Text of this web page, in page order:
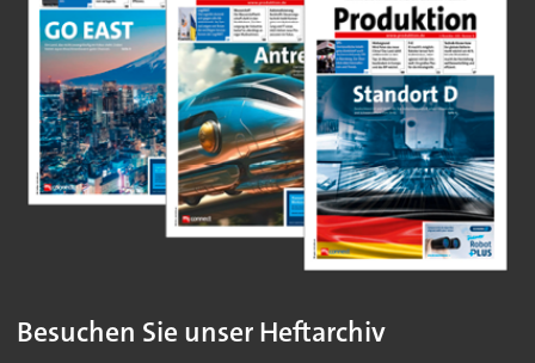
Besuchen Sie unser Heftarchiv